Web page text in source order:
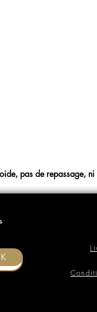
pas de repassage,